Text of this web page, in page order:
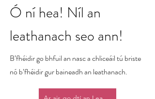
Ó ní hea! Níl an
leathanach seo ann!
B’fhéidir go bhfuil an nasc a chliceáil tú briste
nó b’fhéidir gur baineadh an leathanach.